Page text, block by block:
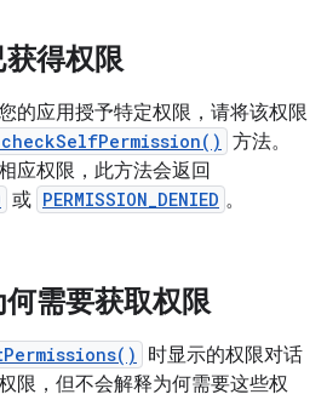
得权限
的应用授予特定权限，请将该权限
方法。
应权限，此方法会返回
或 PERMISSION_DENIED 。
需要获取权限
时显示的权限对话
限，但不会解释为何需要这些权